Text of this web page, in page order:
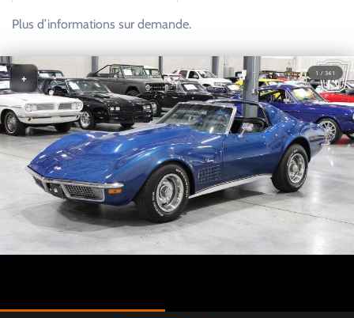
Plus d’informations sur demande.
1 / 341
+